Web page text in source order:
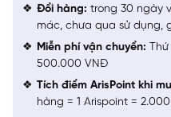
Đổi hàng: trong 30 ngày
mác, chưa qua sử dụng,
Miễn phí vận chuyển:
500.000 VNĐ
Tích điểm ArisPoint khi
hàng = 1 Arispoint =